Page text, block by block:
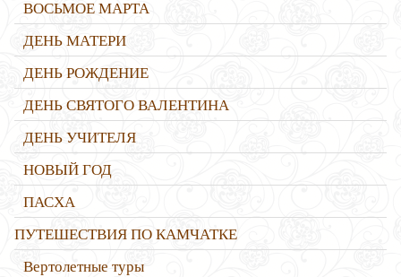
ВОСЬМОЕ МАРТА
ДЕНЬ МАТЕРИ
ДЕНЬ РОЖДЕНИЕ
ДЕНЬ СВЯТОГО ВАЛЕНТИНА
ДЕНЬ УЧИТЕЛЯ
НОВЫЙ ГОД
ПАСХА
ПУТЕШЕСТВИЯ ПО КАМЧАТКЕ
Вертолетные туры